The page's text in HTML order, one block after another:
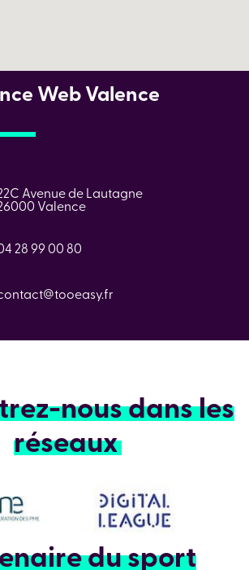
Web Valence
Avenue de Lautagne
Valence
28 99 00 80
nous dans les
réseaux
du sport